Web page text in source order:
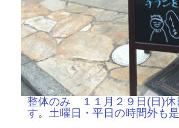
整体のみ １１月２９日(日)休
す。土曜日・平日の時間外も